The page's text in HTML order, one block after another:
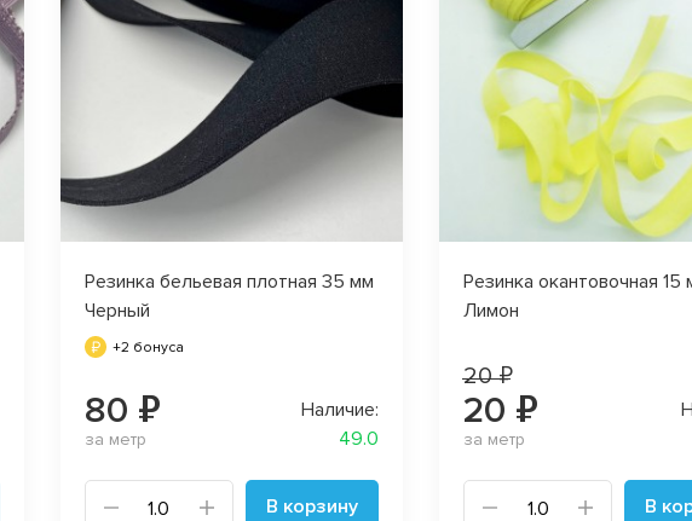
Резинка бельевая плотная 35 мм
Черный
+2 бонуса
80 ₽
за метр
Наличие:
49.0
В корзину
Резинка окантовочная 15
Лимон
20 ₽
20 ₽
за метр
В